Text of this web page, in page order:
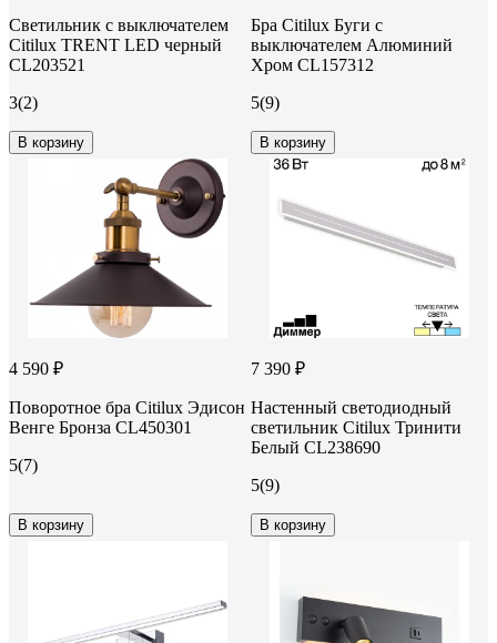
Светильник с выключателем
Citilux TRENT LED черный
CL203521
3(2)
В корзину
Бра Citilux Буги с
выключателем Алюминий
Хром CL157312
5(9)
В корзину
4 590 ₽
Поворотное бра Citilux Эдисон
Венге Бронза CL450301
5(7)
В корзину
7 390 ₽
Настенный светодиодный
светильник Citilux Тринити
Белый CL238690
5(9)
В корзину